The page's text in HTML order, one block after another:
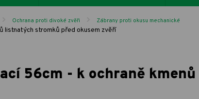
Ochrana proti divoké zvěři Zábrany proti okusu mechanické
listnatých stromků před okusem zvěří
56cm - k ochraně